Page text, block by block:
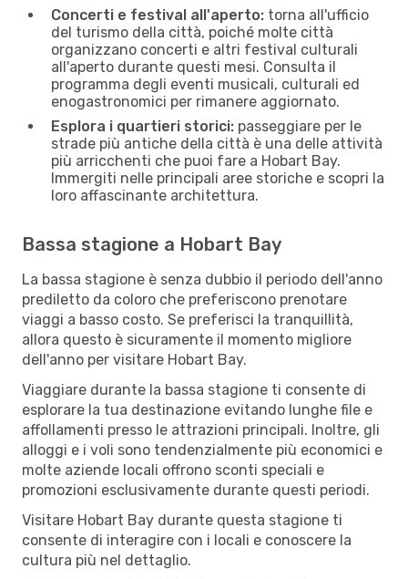
Concerti e festival all'aperto: torna all'ufficio
del turismo della città, poiché molte città
organizzano concerti e altri festival culturali
all'aperto durante questi mesi. Consulta il
programma degli eventi musicali, culturali ed
enogastronomici per rimanere aggiornato.
Esplora i quartieri storici: passeggiare per le
strade più antiche della città è una delle attività
più arricchenti che puoi fare a Hobart Bay.
Immergiti nelle principali aree storiche e scopri la
loro affascinante architettura.
Bassa stagione a Hobart Bay
La bassa stagione è senza dubbio il periodo dell'anno
prediletto da coloro che preferiscono prenotare
viaggi a basso costo. Se preferisci la tranquillità,
allora questo è sicuramente il momento migliore
dell'anno per visitare Hobart Bay.
Viaggiare durante la bassa stagione ti consente di
esplorare la tua destinazione evitando lunghe file e
affollamenti presso le attrazioni principali. Inoltre, gli
alloggi e i voli sono tendenzialmente più economici e
molte aziende locali offrono sconti speciali e
promozioni esclusivamente durante questi periodi.
Visitare Hobart Bay durante questa stagione ti
consente di interagire con i locali e conoscere la
cultura più nel dettaglio.